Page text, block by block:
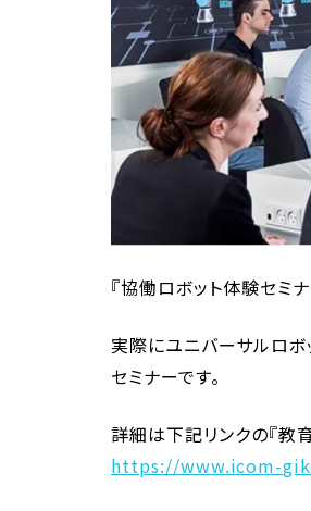
『協働ロボット体験セミ
実際にユニバーサルロボ
セミナーです。
詳細は下記リンクの『教
https://www.icom-